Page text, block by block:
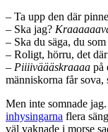
– Ta upp den där
– Ska jag?
– Ska du säga, du som
– Roligt, hörru, det
– Piiiiväääskraaaa på
människorna får sova,
Men inte somnade
inhysingarna flera
väl vaknade i morse